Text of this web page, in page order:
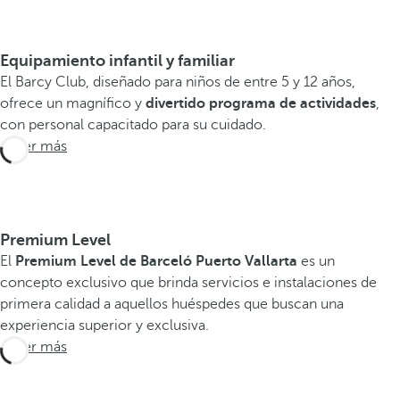
Equipamiento infantil y familiar
El Barcy Club, diseñado para niños de entre 5 y 12 años,
ofrece un magnífico y divertido programa de actividades,
con personal capacitado para su cuidado.
Saber más
Premium Level
El Premium Level de Barceló Puerto Vallarta es un
concepto exclusivo que brinda servicios e instalaciones de
primera calidad a aquellos huéspedes que buscan una
experiencia superior y exclusiva.
Saber más